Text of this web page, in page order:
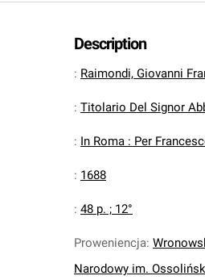
Description
: Raimondi, Giovanni
: Titolario Del Signor
: In Roma : Per
: 1688
: 48 p. ; 12°
Proweniencja:
Narodowy im.